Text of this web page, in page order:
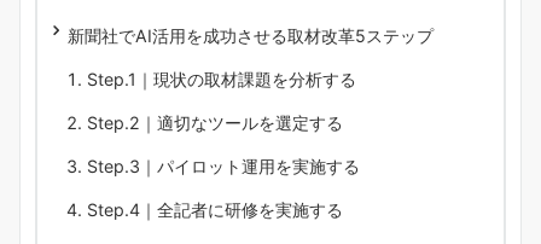
新聞社でAI活用を成功させる取材改革5ステップ
Step.1｜現状の取材課題を分析する
Step.2｜適切なツールを選定する
Step.3｜パイロット運用を実施する
Step.4｜全記者に研修を実施する